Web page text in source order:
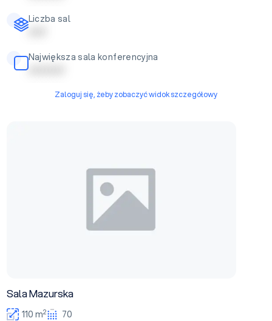
Liczba sal
| | | | |
Największa sala konferencyjna
| | | | | | | | | |
Zaloguj się, żeby zobaczyć widok szczegółowy
Sala Mazurska
110 m2 70